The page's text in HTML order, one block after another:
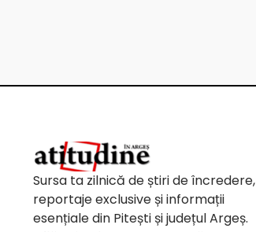
Sursa ta zilnică de știri de încredere,
reportaje exclusive și informații
esențiale din Pitești și județul Argeș.